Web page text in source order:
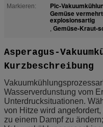
Markieren:
Plc-
Gemüse
explosionsartig
, Gemüse-Kraut-
Asperagus-
Kurzbeschreibung
Wasserverdunstung vom
Unterdrucksituationen.
von Hitze wird
zu einem Dampf zu